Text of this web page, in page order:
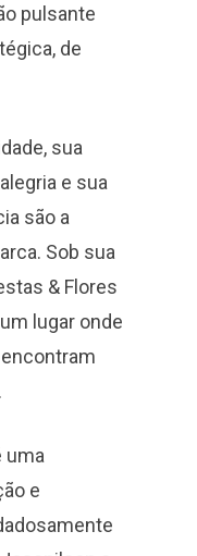
pulsante
de
sua
e sua
são a
Sob sua
& Flores
lugar onde
uma
e